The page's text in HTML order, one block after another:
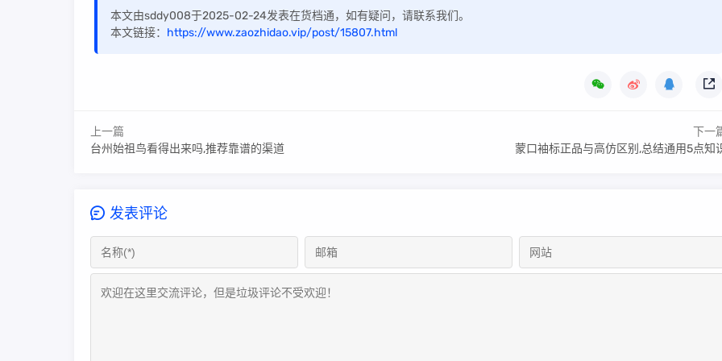
本文由sddy008于2025-02-24发表在货档通，如有疑问，请联系我们。
本文链接： https://www.zaozhidao.vip/post/15807.html
上一篇
台州始祖鸟看得出来吗,推荐靠谱的渠道
下一
蒙口袖标正品与高仿区别,总结通用5点知
发表评论